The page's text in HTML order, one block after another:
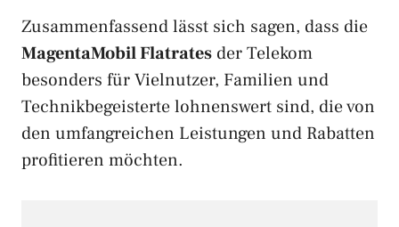
Zusammenfassend lässt sich sagen, dass die
MagentaMobil Flatrates der Telekom
besonders für Vielnutzer, Familien und
Technikbegeisterte lohnenswert sind, die von
den umfangreichen Leistungen und Rabatten
profitieren möchten.